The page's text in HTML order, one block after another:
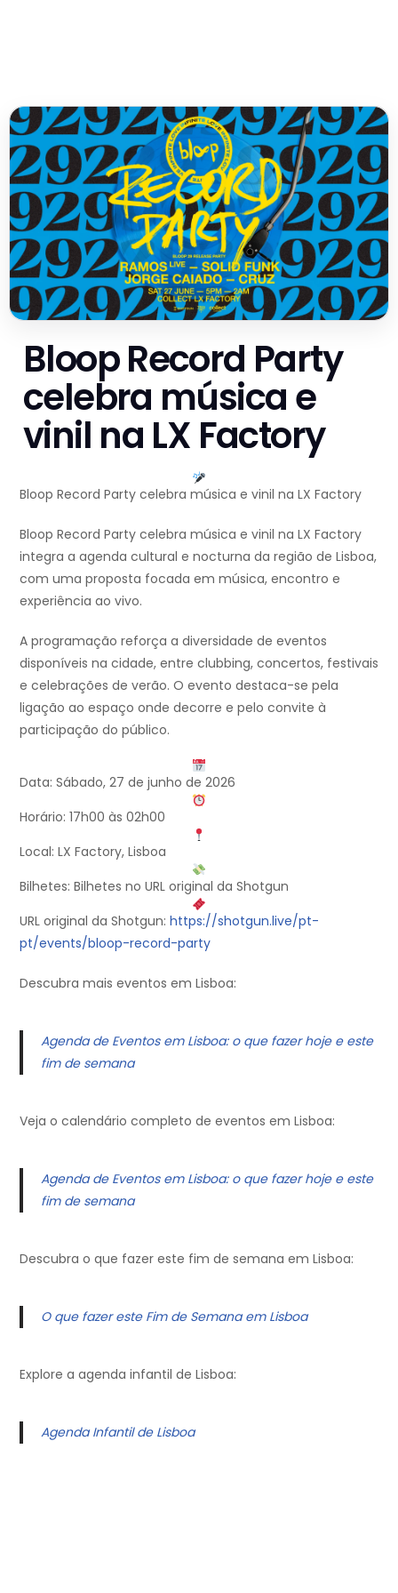
Bloop Record Party
celebra música e
vinil na LX Factory
Bloop Record Party celebra música e vinil na LX Factory
Bloop Record Party celebra música e vinil na LX Factory
integra a agenda cultural e nocturna da região de Lisboa,
com uma proposta focada em música, encontro e
experiência ao vivo.
A programação reforça a diversidade de eventos
disponíveis na cidade, entre clubbing, concertos, festivais
e celebrações de verão. O evento destaca-se pela
ligação ao espaço onde decorre e pelo convite à
participação do público.
Data: Sábado, 27 de junho de 2026
Horário: 17h00 às 02h00
Local: LX Factory, Lisboa
Bilhetes: Bilhetes no URL original da Shotgun
URL original da Shotgun: https://shotgun.live/pt-
pt/events/bloop-record-party
Descubra mais eventos em Lisboa:
Agenda de Eventos em Lisboa: o que fazer hoje e este
fim de semana
Veja o calendário completo de eventos em Lisboa:
Agenda de Eventos em Lisboa: o que fazer hoje e este
fim de semana
Descubra o que fazer este fim de semana em Lisboa:
O que fazer este Fim de Semana em Lisboa
Explore a agenda infantil de Lisboa:
Agenda Infantil de Lisboa